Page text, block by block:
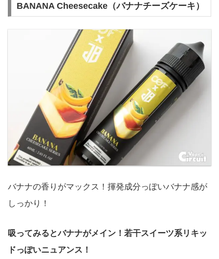
BANANA Cheesecake（バナナチーズケーキ）
バナナの香りがマックス！揮発成分っぽいバナナ感が
しっかり！
吸ってみるとバナナがメイン！若干スイーツ系リキッ
ドっぽいニュアンス！